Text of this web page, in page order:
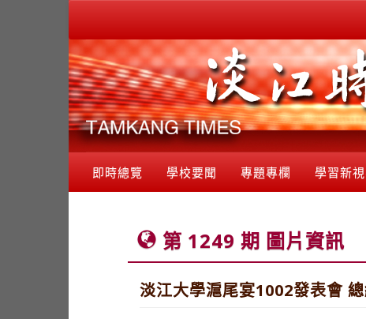
即時總覽 學校要聞 專題專欄 學習新
第 1249 期 圖片資訊
淡江大學滬尾宴1002發表會